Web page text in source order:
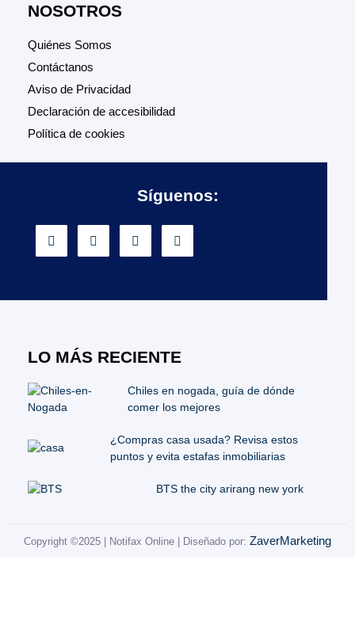
NOSOTROS
Quiénes Somos
Contáctanos
Aviso de Privacidad
Declaración de accesibilidad
Política de cookies
Síguenos:
LO MÁS RECIENTE
Chiles en nogada, guía de dónde
comer los mejores
¿Compras casa usada? Revisa estos
puntos y evita estafas inmobiliarias
BTS the city arirang new york
Copyright ©2025 | Notifax Online | Diseñado por: ZaverMarketing